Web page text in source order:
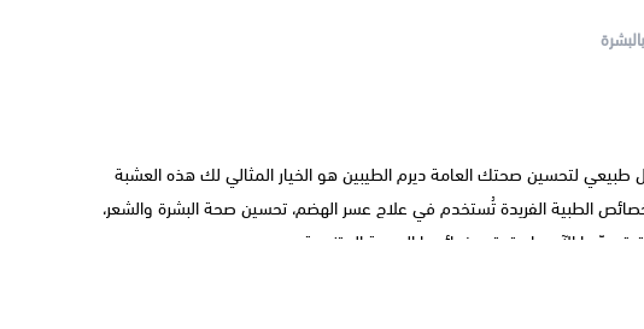
لتحسين صحتك العامة ديرم الطيبين هو الخيار المثالي لك هذه العشبة
الطبية الفريدة تُستخدم في علاج عسر الهضم، تحسين صحة البشرة والشعر،
جرّبها الآن واستمتع بفوائدها الصحية المتنوعة
الطيبين